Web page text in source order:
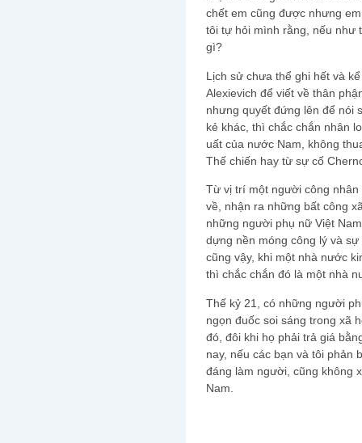
chết em cũng được nhưng
tôi tự hỏi mình rằng, nếu như
gì?
Lịch sử chưa thể ghi hết và
Alexievich để viết về thân
nhưng quyết đứng lên để nói
kẻ khác, thì chắc chắn nhân
uất của nước Nam, không
Thế chiến hay từ sự cố
Từ vị trí một người công
về, nhận ra những bất công
những người phụ nữ Việt
dựng nền móng công lý và
cũng vậy, khi một nhà nước
thì chắc chắn đó là một nhà
Thế kỷ 21, có những người
ngọn đuốc soi sáng trong xã
đó, đôi khi họ phải trả giá
nay, nếu các bạn và tôi phản
đáng làm người, cũng không
Nam.